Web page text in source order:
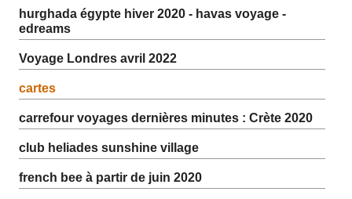
hurghada égypte hiver 2020 - havas voyage -
edreams
Voyage Londres avril 2022
cartes
carrefour voyages dernières minutes : Crète 2020
club heliades sunshine village
french bee à partir de juin 2020